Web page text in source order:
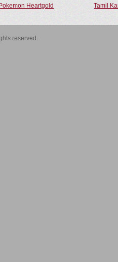
Pokemon Heartgold Tamil
reserved.